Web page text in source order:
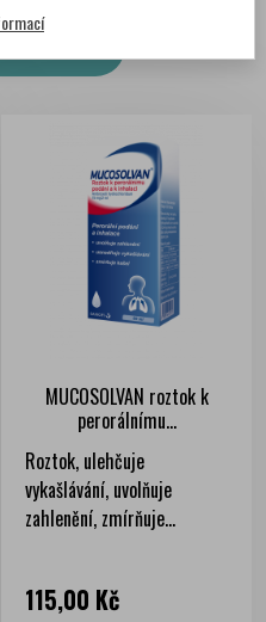
MUCOSOLVAN roztok k
perorálnímu...
Roztok, ulehčuje
vykašlávání, uvolňuje
zahlenění, zmírňuje...
Cena
115,00 Kč